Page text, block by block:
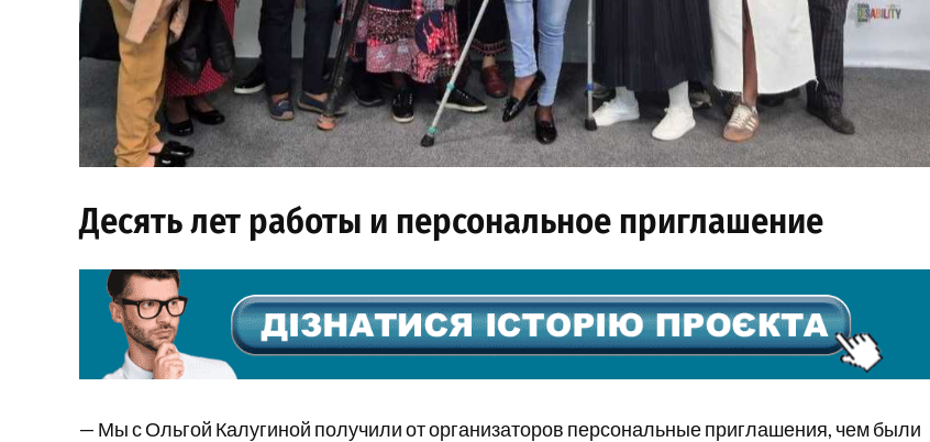
Десять лет работы и персональное приглашение
— Мы с Ольгой Калугиной получили от организаторов персональные приглашения, чем были